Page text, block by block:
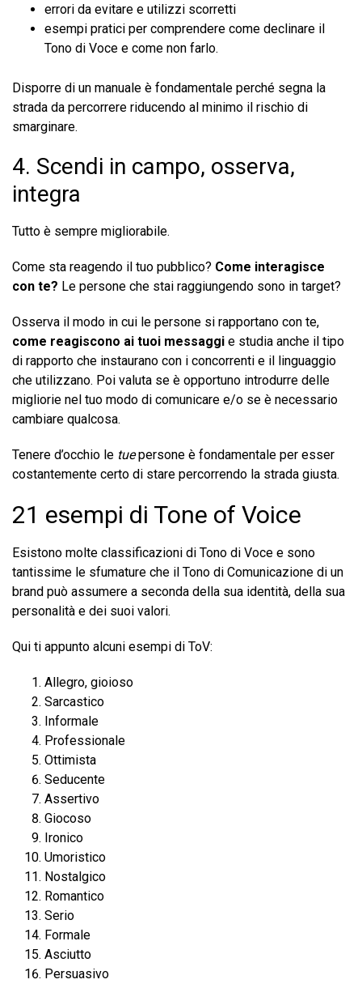
errori da evitare e utilizzi scorretti
esempi pratici per comprendere come declinare il
Tono di Voce e come non farlo.
Disporre di un manuale è fondamentale perché segna la
strada da percorrere riducendo al minimo il rischio di
smarginare.
4. Scendi in campo, osserva,
integra
Tutto è sempre migliorabile.
Come sta reagendo il tuo pubblico? Come interagisce
con te? Le persone che stai raggiungendo sono in target?
Osserva il modo in cui le persone si rapportano con te,
come reagiscono ai tuoi messaggi e studia anche il tipo
di rapporto che instaurano con i concorrenti e il linguaggio
che utilizzano. Poi valuta se è opportuno introdurre delle
migliorie nel tuo modo di comunicare e/o se è necessario
cambiare qualcosa.
Tenere d’occhio le tuepersone è fondamentale per esser
costantemente certo di stare percorrendo la strada giusta.
21 esempi di Tone of Voice
Esistono molte classificazioni di Tono di Voce e sono
tantissime le sfumature che il Tono di Comunicazione di un
brand può assumere a seconda della sua identità, della sua
personalità e dei suoi valori.
Qui ti appunto alcuni esempi di ToV:
Allegro, gioioso
Sarcastico
Informale
Professionale
Ottimista
Seducente
Assertivo
Giocoso
Ironico
Umoristico
Nostalgico
Romantico
Serio
Formale
Asciutto
Persuasivo